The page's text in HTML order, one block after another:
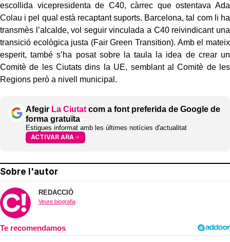
escollida vicepresidenta de C40, càrrec que ostentava Ada
Colau i pel qual està recaptant suports. Barcelona, tal com li ha
transmès l’alcalde, vol seguir vinculada a C40 reivindicant una
transició ecològica justa (Fair Green Transition). Amb el mateix
esperit, també s’ha posat sobre la taula la idea de crear un
Comitè de les Ciutats dins la UE, semblant al Comitè de les
Regions però a nivell municipal.
Afegir La Ciutat com a font preferida de Google de
forma gratuïta
Estigues informat amb les últimes notícies d'actualitat
ACTIVAR ARA
Sobre l'autor
REDACCIÓ
Veure biografia